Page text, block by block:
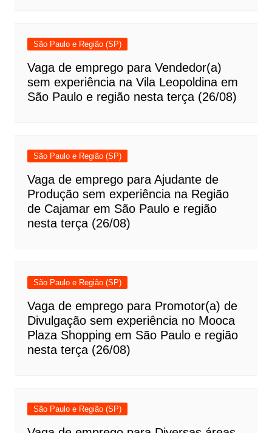
São Paulo e Região (SP)
Vaga de emprego para Vendedor(a)
sem experiência na Vila Leopoldina em
São Paulo e região nesta terça (26/08)
São Paulo e Região (SP)
Vaga de emprego para Ajudante de
Produção sem experiência na Região
de Cajamar em São Paulo e região
nesta terça (26/08)
São Paulo e Região (SP)
Vaga de emprego para Promotor(a) de
Divulgação sem experiência no Mooca
Plaza Shopping em São Paulo e região
nesta terça (26/08)
São Paulo e Região (SP)